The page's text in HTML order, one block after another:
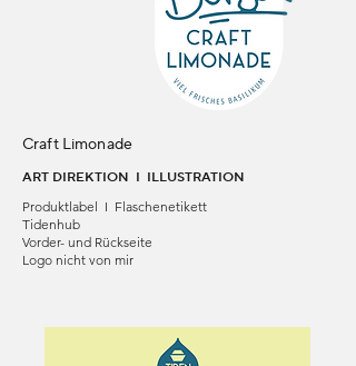
Craft Limonade
ART DIREKTION I ILLUSTRATION
Produktlabel I Flaschenetikett
Tidenhub
Vorder- und Rückseite
Logo nicht von mir